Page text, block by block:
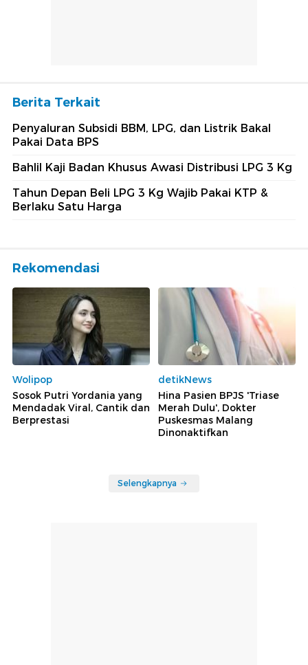
Berita Terkait
Penyaluran Subsidi BBM, LPG, dan Listrik Bakal
Pakai Data BPS
Bahlil Kaji Badan Khusus Awasi Distribusi LPG 3 Kg
Tahun Depan Beli LPG 3 Kg Wajib Pakai KTP &
Berlaku Satu Harga
Rekomendasi
Wolipop
Sosok Putri Yordania yang
Mendadak Viral, Cantik dan
Berprestasi
detikNews
Hina Pasien BPJS 'Triase
Merah Dulu', Dokter
Puskesmas Malang
Dinonaktifkan
Selengkapnya